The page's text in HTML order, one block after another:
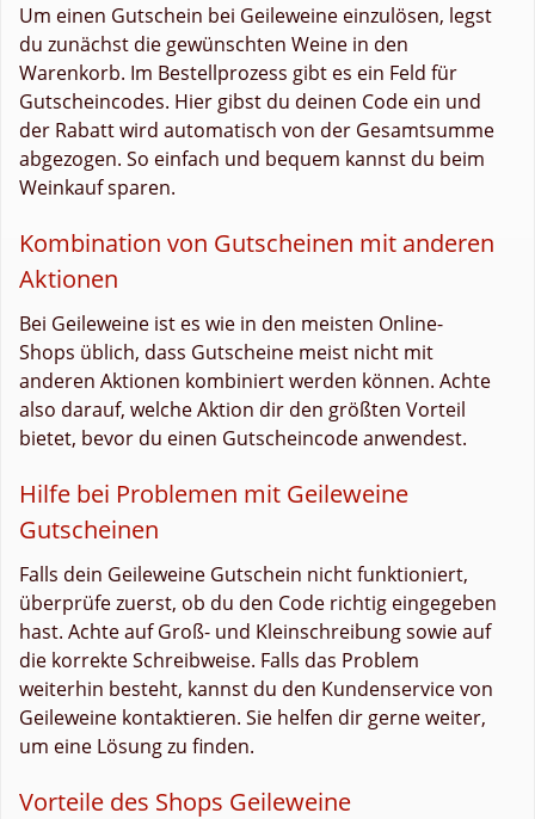
Um einen Gutschein bei Geileweine einzulösen, legst
du zunächst die gewünschten Weine in den
Warenkorb. Im Bestellprozess gibt es ein Feld für
Gutscheincodes. Hier gibst du deinen Code ein und
der Rabatt wird automatisch von der Gesamtsumme
abgezogen. So einfach und bequem kannst du beim
Weinkauf sparen.
Kombination von Gutscheinen mit anderen
Aktionen
Bei Geileweine ist es wie in den meisten Online-
Shops üblich, dass Gutscheine meist nicht mit
anderen Aktionen kombiniert werden können. Achte
also darauf, welche Aktion dir den größten Vorteil
bietet, bevor du einen Gutscheincode anwendest.
Hilfe bei Problemen mit Geileweine
Gutscheinen
Falls dein Geileweine Gutschein nicht funktioniert,
überprüfe zuerst, ob du den Code richtig eingegeben
hast. Achte auf Groß- und Kleinschreibung sowie auf
die korrekte Schreibweise. Falls das Problem
weiterhin besteht, kannst du den Kundenservice von
Geileweine kontaktieren. Sie helfen dir gerne weiter,
um eine Lösung zu finden.
Vorteile des Shops Geileweine